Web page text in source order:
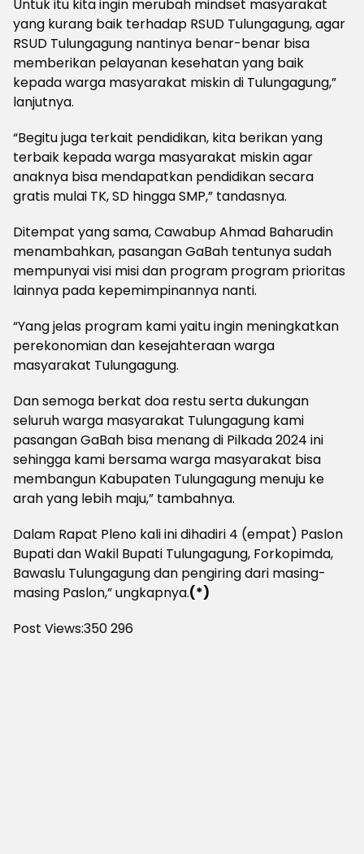
Untuk itu kita ingin merubah mindset masyarakat
yang kurang baik terhadap RSUD Tulungagung, agar
RSUD Tulungagung nantinya benar-benar bisa
memberikan pelayanan kesehatan yang baik
kepada warga masyarakat miskin di Tulungagung,”
lanjutnya.
“Begitu juga terkait pendidikan, kita berikan yang
terbaik kepada warga masyarakat miskin agar
anaknya bisa mendapatkan pendidikan secara
gratis mulai TK, SD hingga SMP,” tandasnya.
Ditempat yang sama, Cawabup Ahmad Baharudin
menambahkan, pasangan GaBah tentunya sudah
mempunyai visi misi dan program program prioritas
lainnya pada kepemimpinannya nanti.
“Yang jelas program kami yaitu ingin meningkatkan
perekonomian dan kesejahteraan warga
masyarakat Tulungagung.
Dan semoga berkat doa restu serta dukungan
seluruh warga masyarakat Tulungagung kami
pasangan GaBah bisa menang di Pilkada 2024 ini
sehingga kami bersama warga masyarakat bisa
membangun Kabupaten Tulungagung menuju ke
arah yang lebih maju,” tambahnya.
Dalam Rapat Pleno kali ini dihadiri 4 (empat) Paslon
Bupati dan Wakil Bupati Tulungagung, Forkopimda,
Bawaslu Tulungagung dan pengiring dari masing-
masing Paslon,” ungkapnya.(*)
Post Views:350296